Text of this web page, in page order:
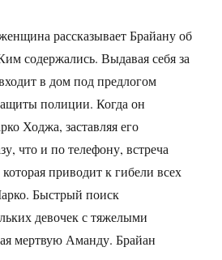
рассказывает Брайану об
содержались. Выдавая себя за
в дом под предлогом
полиции. Когда он
Ходжа, заставляя его
что и по телефону, встреча
которая приводит к гибели всех
Быстрый поиск
девочек с тяжелыми
мертвую Аманду. Брайан